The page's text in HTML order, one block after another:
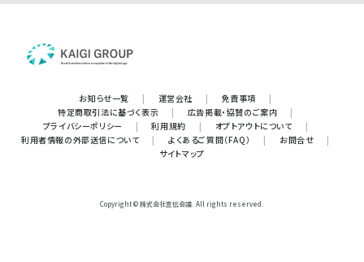
お知らせ一覧 | 運営会社 | 免責事項
|
特定商取引法に基づく表示
| 広告掲載・協賛のご案内
|
プライバシーポリシー
| 利用規約 | オプトアウトについて
|
利用者情報の外部送信について
| よくあるご質問（FAQ） | お問合せ
|
サイトマップ
Copyright © 株式会社宣伝会議. All rights reserved.